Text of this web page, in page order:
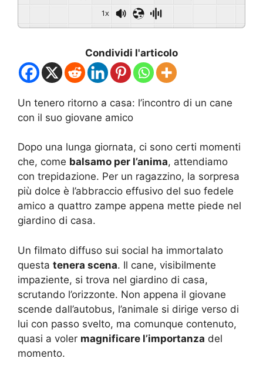
1x
Condividi l'articolo
Un tenero ritorno a casa: l’incontro di un cane
con il suo giovane amico
Dopo una lunga giornata, ci sono certi momenti
che, come balsamo per l’anima, attendiamo
con trepidazione. Per un ragazzino, la sorpresa
più dolce è l’abbraccio effusivo del suo fedele
amico a quattro zampe appena mette piede nel
giardino di casa.
Un filmato diffuso sui social ha immortalato
questa tenera scena. Il cane, visibilmente
impaziente, si trova nel giardino di casa,
scrutando l’orizzonte. Non appena il giovane
scende dall’autobus, l’animale si dirige verso di
lui con passo svelto, ma comunque contenuto,
quasi a voler magnificare l’importanza del
momento.